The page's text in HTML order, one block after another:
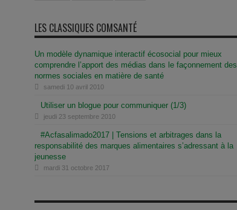
LES CLASSIQUES COMSANTÉ
Un modèle dynamique interactif écosocial pour mieux
comprendre l’apport des médias dans le façonnement des
normes sociales en matière de santé
samedi 10 avril 2010
Utiliser un blogue pour communiquer (1/3)
jeudi 23 septembre 2010
#Acfasalimado2017 | Tensions et arbitrages dans la
responsabilité des marques alimentaires s’adressant à la
jeunesse
mardi 31 octobre 2017